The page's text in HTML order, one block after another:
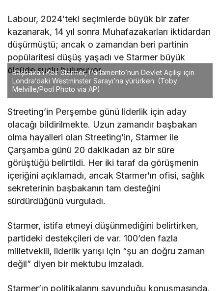
Labour, 2024’teki seçimlerde büyük bir zafer
kazanarak, 14 yıl sonra Muhafazakarları iktidardan
düşürmüştü; ancak o zamandan beri partinin
popülaritesi düşüş yaşadı ve Starmer büyük
ölçüde suçlu bulunuyor.
Başbakan Keir Starmer, Parlamento’nun Devlet Açılışı için
Londra’daki Westminster Sarayı’na yürürken. (Toby
Melville/Pool Photo via AP)
Streeting’in Perşembe günü liderlik için aday
olacağı bildirilmekte. Uzun zamandır başbakan
olma hayalleri olan Streeting’in, Starmer ile
Çarşamba günü 20 dakikadan az bir süre
görüştüğü belirtildi. Her iki taraf da görüşmenin
içeriğini açıklamadı, ancak Starmer’ın ofisi, sağlık
sekreterinin başbakanın tam desteğini
sürdürdüğünü vurguladı.
Starmer, istifa etmeyi düşünmediğini belirtirken,
partideki destekçileri de var. 100’den fazla
milletvekili, liderlik yarışı için “şu an doğru zaman
değil” diyen bir mektubu imzaladı.
Starmer’ın politikalarını savunduğu konuşmasında,